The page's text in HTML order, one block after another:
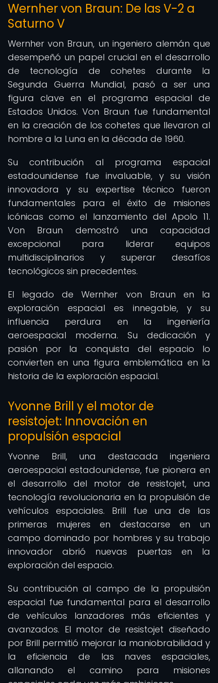
Wernher von Braun: De las V-2 a
Saturno V
Wernher von Braun, un ingeniero alemán que
desempeñó un papel crucial en el desarrollo
de tecnología de cohetes durante la
Segunda Guerra Mundial, pasó a ser una
figura clave en el programa espacial de
Estados Unidos. Von Braun fue fundamental
en la creación de los cohetes que llevaron al
hombre a la Luna en la década de 1960.
Su contribución al programa espacial
estadounidense fue invaluable, y su visión
innovadora y su expertise técnico fueron
fundamentales para el éxito de misiones
icónicas como el lanzamiento del Apolo 11.
Von Braun demostró una capacidad
excepcional para liderar equipos
multidisciplinarios y superar desafíos
tecnológicos sin precedentes.
El legado de Wernher von Braun en la
exploración espacial es innegable, y su
influencia perdura en la ingeniería
aeroespacial moderna. Su dedicación y
pasión por la conquista del espacio lo
convierten en una figura emblemática en la
historia de la exploración espacial.
Yvonne Brill y el motor de
resistojet: Innovación en
propulsión espacial
Yvonne Brill, una destacada ingeniera
aeroespacial estadounidense, fue pionera en
el desarrollo del motor de resistojet, una
tecnología revolucionaria en la propulsión de
vehículos espaciales. Brill fue una de las
primeras mujeres en destacarse en un
campo dominado por hombres y su trabajo
innovador abrió nuevas puertas en la
exploración del espacio.
Su contribución al campo de la propulsión
espacial fue fundamental para el desarrollo
de vehículos lanzadores más eficientes y
avanzados. El motor de resistojet diseñado
por Brill permitió mejorar la maniobrabilidad y
la eficiencia de las naves espaciales,
allanando el camino para misiones